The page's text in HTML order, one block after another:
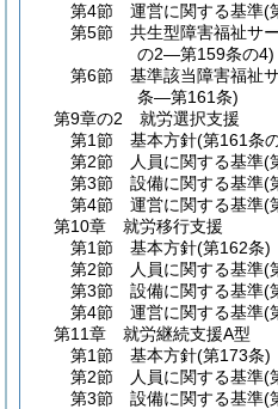
第4節
運営に関する基準(
第5節
共生型障害福祉サ
の2―第159条の4)
第6節
基準該当障害福祉
条―第161条)
第9章の2
就労選択支援
第1節
基本方針(第161条
第2節
人員に関する基準(
第3節
設備に関する基準(
第4節
運営に関する基準(
第10章
就労移行支援
第1節
基本方針(第162条)
第2節
人員に関する基準(
第3節
設備に関する基準(
第4節
運営に関する基準(
第11章
就労継続支援A型
第1節
基本方針(第173条)
第2節
人員に関する基準(
第3節
設備に関する基準(